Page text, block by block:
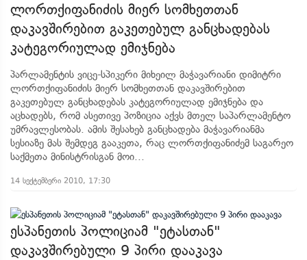
ლორთქიფანიძის მიერ სომხეთთან
დაკავშირებით გაკეთებულ განცხადებას
კატეგორიულად ემიჯნება
პარლამენტის ვიცე-სპიკერი მიხეილ მაჭავარიანი დიმიტრი
ლორთქიფანიძის მიერ სომხეთთან დაკავშირებით
გაკეთებულ განცხადებას კატეგორიულად ემიჯნება და
აცხადებს, რომ ასეთივე პოზიცია აქვს მთელ საპარლამენტო
უმრავლესობას. ამის შესახებ განცხადება მაჭავარიანმა
სესიაზე მას შემდეგ გააკეთა, რაც ლორთქიფანიძემ საგარეო
საქმეთა მინისტრისგან მოი...
14 სექტემბერი 2010, 17:30
ესპანეთის პოლიციამ "ეტასთან"
დაკავშირებული 9 პირი დააკავა